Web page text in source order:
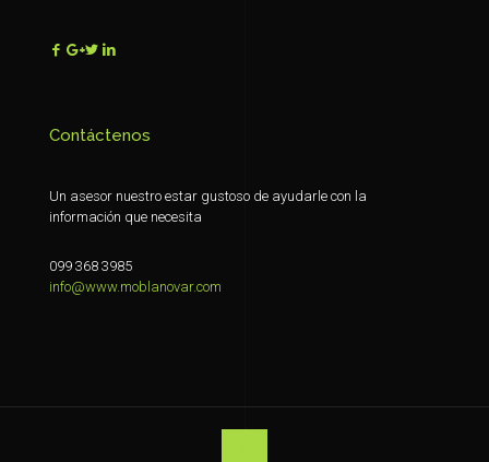
Contáctenos
Un asesor nuestro estar gustoso de ayudarle con la
información que necesita
099 368 3985
info@www.moblanovar.com